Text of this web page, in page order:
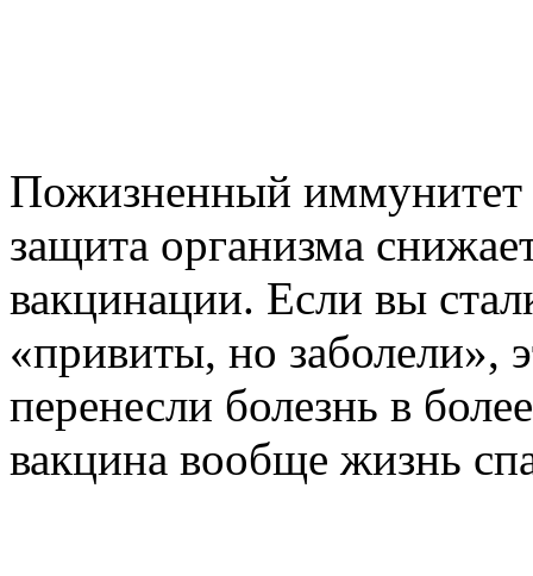
Пожизненный иммунитет
защита организма
вакцинации. Если вы
«привиты, но заболели»,
перенесли болезнь в
вакцина вообще жизнь